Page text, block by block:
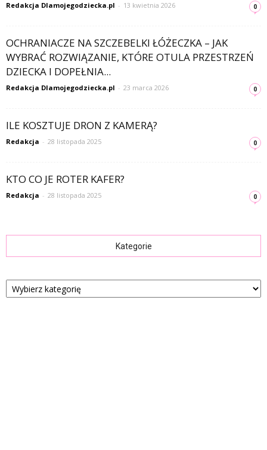
Redakcja Dlamojegodziecka.pl - 13 kwietnia 2026 0
OCHRANIACZE NA SZCZEBELKI ŁÓŻECZKA – JAK
WYBRAĆ ROZWIĄZANIE, KTÓRE OTULA PRZESTRZEŃ
DZIECKA I DOPEŁNIA...
Redakcja Dlamojegodziecka.pl - 23 marca 2026 0
ILE KOSZTUJE DRON Z KAMERĄ?
Redakcja - 28 listopada 2025 0
KTO CO JE ROTER KAFER?
Redakcja - 28 listopada 2025 0
Kategorie
Kategorie